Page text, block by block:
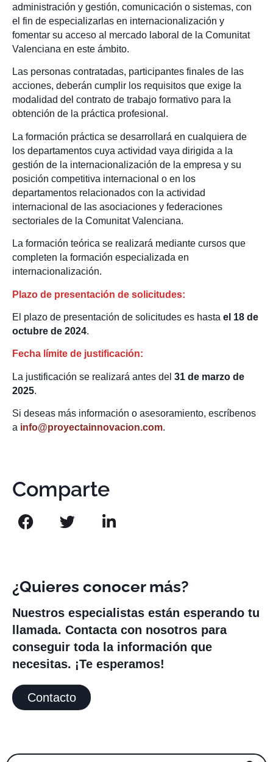
administración y gestión, comunicación o sistemas, con
el fin de especializarlas en internacionalización y
fomentar su acceso al mercado laboral de la Comunitat
Valenciana en este ámbito.
Las personas contratadas, participantes finales de las
acciones, deberán cumplir los requisitos que exige la
modalidad del contrato de trabajo formativo para la
obtención de la práctica profesional.
La formación práctica se desarrollará en cualquiera de
los departamentos cuya actividad vaya dirigida a la
gestión de la internacionalización de la empresa y su
posición competitiva internacional o en los
departamentos relacionados con la actividad
internacional de las asociaciones y federaciones
sectoriales de la Comunitat Valenciana.
La formación teórica se realizará mediante cursos que
completen la formación especializada en
internacionalización.
Plazo de presentación de solicitudes:
El plazo de presentación de solicitudes es hasta el 18 de
octubre de 2024.
Fecha límite de justificación:
La justificación se realizará antes del 31 de marzo de
2025.
Si deseas más información o asesoramiento, escríbenos
a info@proyectainnovacion.com.
Comparte
¿Quieres conocer más?
Nuestros especialistas están esperando tu
llamada. Contacta con nosotros para
conseguir toda la información que
necesitas. ¡Te esperamos!
Contacto